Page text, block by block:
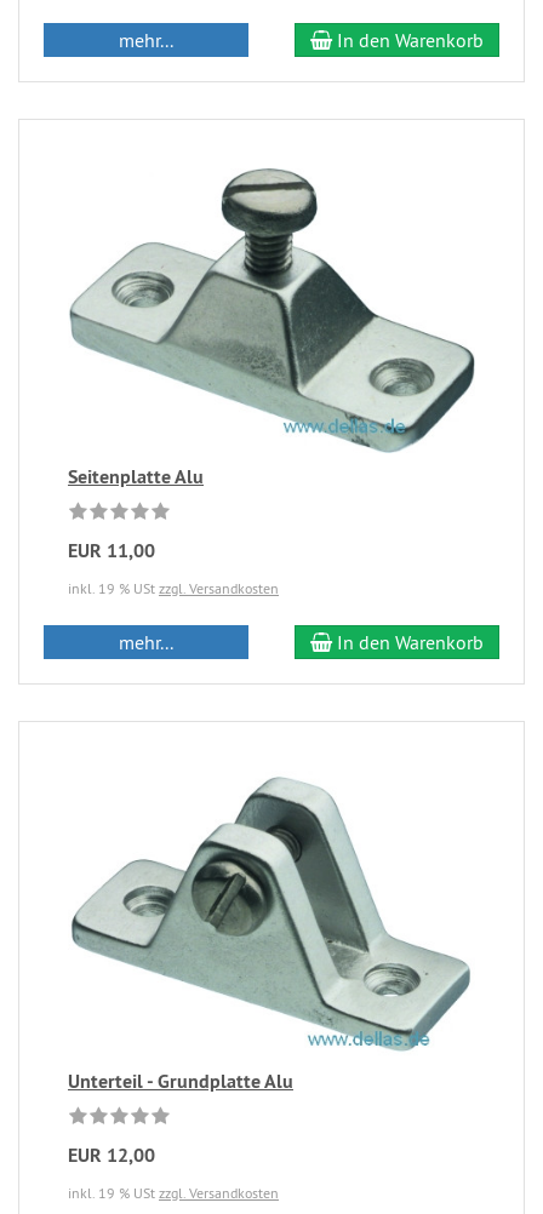
mehr... In den Warenkorb
Seitenplatte Alu
EUR 11,00
inkl. 19 % USt zzgl. Versandkosten
mehr... In den Warenkorb
Unterteil - Grundplatte Alu
EUR 12,00
inkl. 19 % USt zzgl. Versandkosten